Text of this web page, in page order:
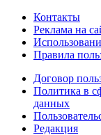
Контакты
Реклама на
Правила
Договор
Политика в
данных
Редакция